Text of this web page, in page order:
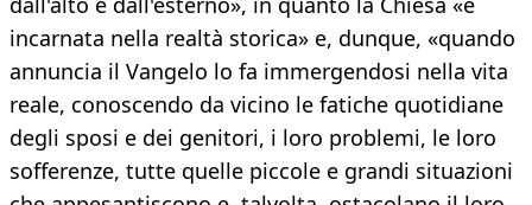
incarnata nella realtà storica» e, dunque, «quando
annuncia il Vangelo lo fa immergendosi nella vita
reale, conoscendo da vicino le fatiche quotidiane
degli sposi e dei genitori, i loro problemi, le loro
sofferenze, tutte quelle piccole e grandi situazioni